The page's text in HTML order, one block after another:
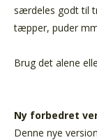
særdeles godt til
tæpper, puder
Brug det alene
Ny forbedret
Denne nye